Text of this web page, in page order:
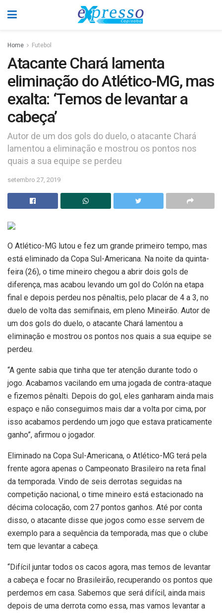
Home Futebol
Atacante Chará lamenta
eliminação do Atlético-MG, mas
exalta: ‘Temos de levantar a
cabeça’
Autor de um dos gols do duelo, o atacante Chará
lamentou a eliminação e mostrou os pontos nos
quais a sua equipe se perdeu
setembro 27, 2019
O Atlético-MG lutou e fez um grande primeiro tempo, mas
está eliminado da Copa Sul-Americana. Na noite da quinta-
feira (26), o time mineiro chegou a abrir dois gols de
diferença, mas acabou levando um gol do Colón na etapa
final e depois perdeu nos pênaltis, pelo placar de 4 a 3, no
duelo de volta das semifinais, em pleno Mineirão. Autor de
um dos gols do duelo, o atacante Chará lamentou a
eliminação e mostrou os pontos nos quais a sua equipe se
perdeu.
“A gente sabia que tinha que ter atenção durante todo o
jogo. Acabamos vacilando em uma jogada de contra-ataque
e fizemos pênalti. Depois do gol, eles ganharam ainda mais
espaço e não conseguimos mais dar a volta por cima, por
isso acabamos perdendo um jogo que estava praticamente
ganho”, afirmou o jogador.
Eliminado na Copa Sul-Americana, o Atlético-MG terá pela
frente agora apenas o Campeonato Brasileiro na reta final
da temporada. Vindo de seis derrotas seguidas na
competição nacional, o time mineiro está estacionado na
décima colocação, com 27 pontos ganhos. Até por conta
disso, o atacante disse que jogos como esse servem de
exemplo para a sequência da temporada, mas que o clube
tem que levantar a cabeça.
“Difícil juntar todos os cacos agora, mas temos de levantar
a cabeça e focar no Brasileirão, recuperando os pontos que
perdemos em casa. Sabemos que será difícil, ainda mais
depois de uma derrota como essa, mas vamos levantar a